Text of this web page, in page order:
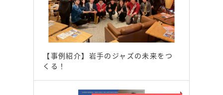
【事例紹介】岩手のジャズの未来をつ
くる！